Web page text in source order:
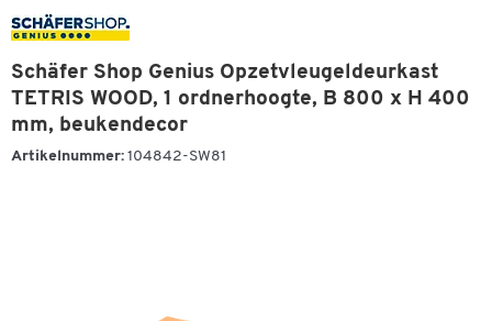
Schäfer Shop Genius Opzetvleugeldeurkast
TETRIS WOOD, 1 ordnerhoogte, B 800 x H 400
mm, beukendecor
Artikelnummer: 104842-SW81